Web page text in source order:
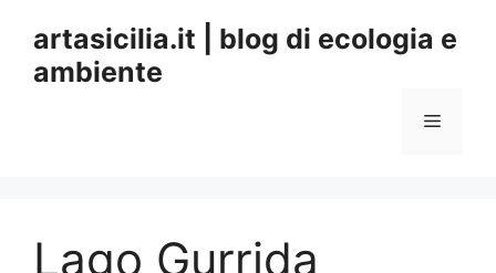
contenuto
artasicilia.it | blog di ecologia e
ambiente
Menu
Lago Gurrida